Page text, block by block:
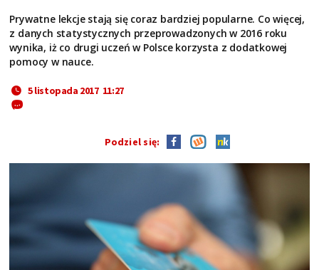
Prywatne lekcje stają się coraz bardziej popularne. Co więcej,
z danych statystycznych przeprowadzonych w 2016 roku
wynika, iż co drugi uczeń w Polsce korzysta z dodatkowej
pomocy w nauce.
5 listopada 2017 11:27
Podziel się: